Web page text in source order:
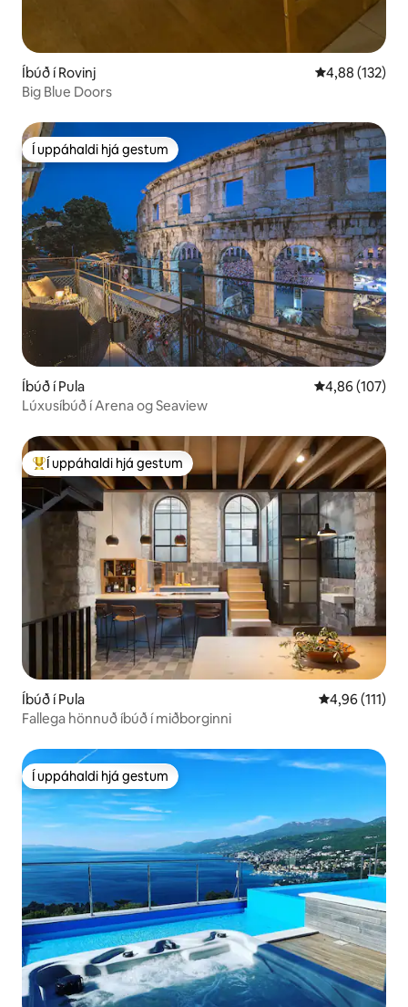
Íbúð í Rovinj 4,88 af 5 í
4,88 (132)
Big Blue Doors
Í uppáhaldi hjá gestum
Í uppáhaldi hjá gestum
Íbúð í Pula 4,86 af 5 í
4,86 (107)
Lúxusíbúð í Arena og Seaview
Í mestu uppáhaldi hjá gestum
Í uppáhaldi hjá gestum
Íbúð í Pula 4,96 af 5 í
4,96 (111)
Fallega hönnuð íbúð í miðborginni
Í uppáhaldi hjá gestum
Í uppáhaldi hjá gestum